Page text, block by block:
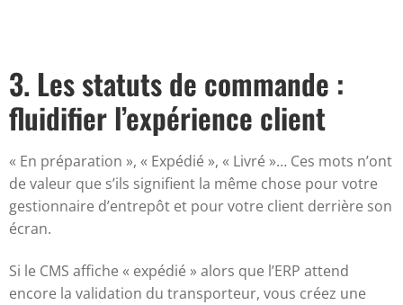
3. Les statuts de commande :
fluidifier l’expérience client
« En préparation », « Expédié », « Livré »… Ces mots n’ont
de valeur que s’ils signifient la même chose pour votre
gestionnaire d’entrepôt et pour votre client derrière son
écran.
Si le CMS affiche « expédié » alors que l’ERP attend
encore la validation du transporteur, vous créez une